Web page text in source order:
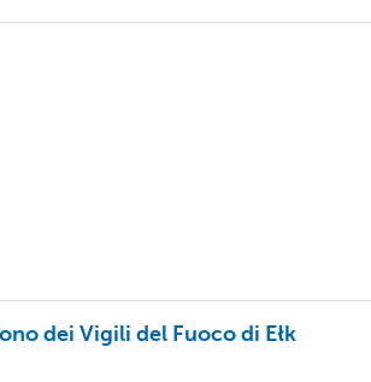
dei Vigili del Fuoco di Ełk